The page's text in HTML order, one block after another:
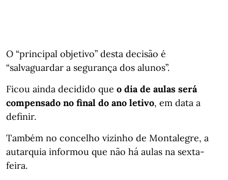
O “principal objetivo” desta decisão é
“salvaguardar a segurança dos alunos”.
Ficou ainda decidido que o dia de aulas será
compensado no final do ano letivo, em data a
definir.
Também no concelho vizinho de Montalegre, a
autarquia informou que não há aulas na sexta-
feira.